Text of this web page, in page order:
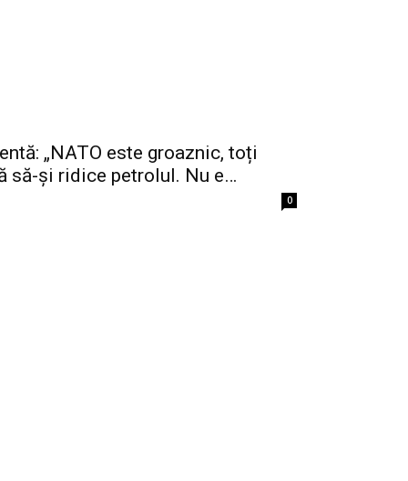
„NATO este groaznic, toți
să-și ridice petrolul. Nu e…
0